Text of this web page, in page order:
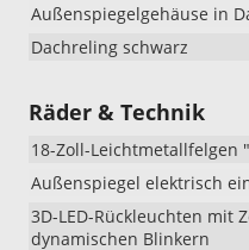
Außenspiegelgehäuse in
Dachreling schwarz
Räder & Technik
18-Zoll-Leichtmetallfelgen
Außenspiegel elektrisch
3D-LED-Rückleuchten mit
dynamischen Blinkern